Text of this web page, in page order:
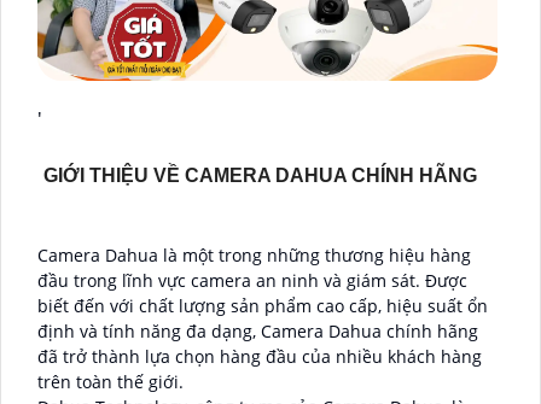
'
GIỚI THIỆU VỀ CAMERA DAHUA CHÍNH HÃNG
Camera Dahua là một trong những thương hiệu hàng
đầu trong lĩnh vực camera an ninh và giám sát. Được
biết đến với chất lượng sản phẩm cao cấp, hiệu suất ổn
định và tính năng đa dạng, Camera Dahua chính hãng
đã trở thành lựa chọn hàng đầu của nhiều khách hàng
trên toàn thế giới.